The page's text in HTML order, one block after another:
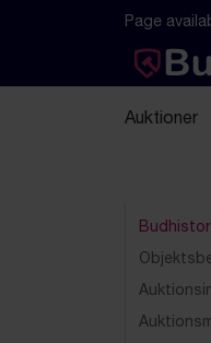
Hoppa till innehåll
Textbaserad (markdown)
Page
Auktioner